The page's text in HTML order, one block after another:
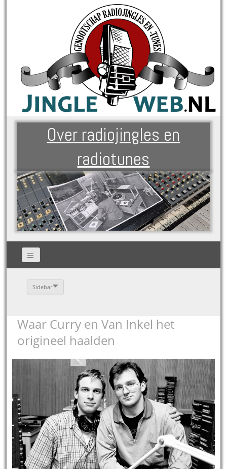
Over radiojingles en
radiotunes
Sidebar
Waar Curry en Van Inkel het
origineel haalden